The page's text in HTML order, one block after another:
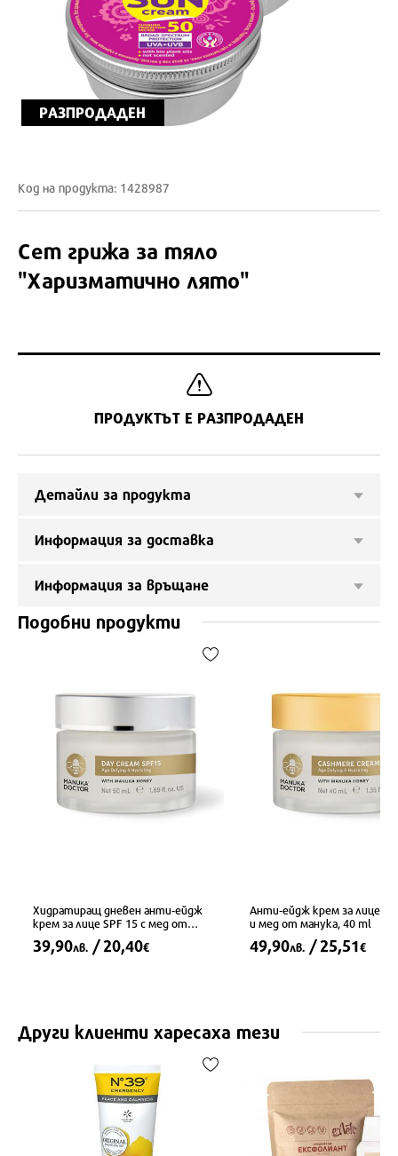
РАЗПРОДАДЕН
Код на продукта: 1428987
Сет грижа за тяло
"Харизматично лято"
ПРОДУКТЪТ Е РАЗПРОДАДЕН
Детайли за продукта
Информация за доставка
Информация за връщане
Подобни продукти
Хидратиращ дневен анти-ейдж
крем за лице SPF 15 с мед от
манука, 50 ml
39,90лв. / 20,40€
Анти-ейдж крем за лице с
и мед от манука, 40 ml
49,90лв. / 25,51€
Други клиенти харесаха тези